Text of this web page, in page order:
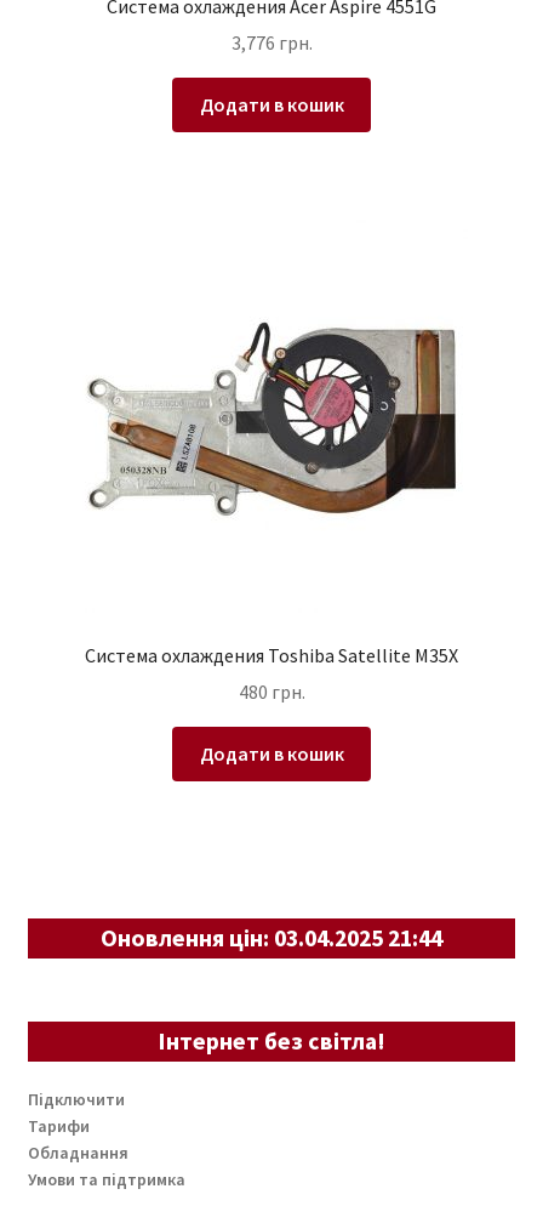
Система охлаждения Acer Aspire 4551G
3,776 грн.
Додати в кошик
Система охлаждения Toshiba Satellite M35X
480 грн.
Додати в кошик
Оновлення цін: 03.04.2025 21:44
Інтернет без світла!
Підключити
Тарифи
Обладнання
Умови та підтримка